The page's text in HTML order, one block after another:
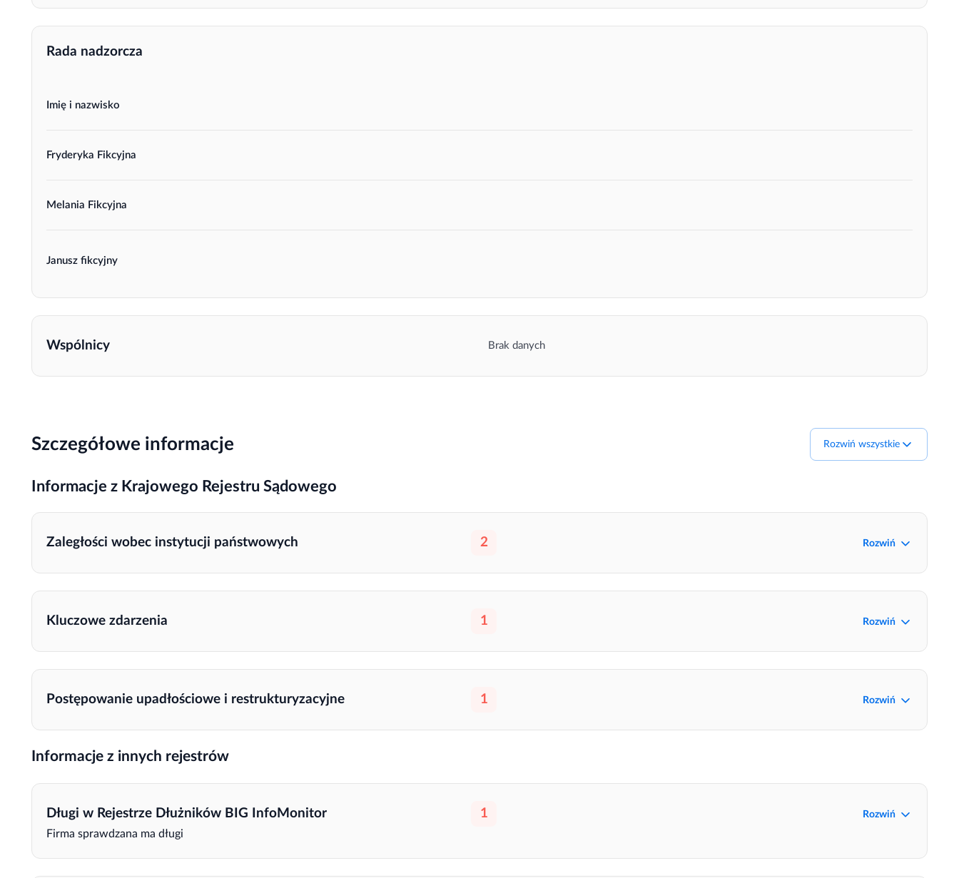
Rada nadzorcza
Imię i nazwisko
Fryderyka Fikcyjna
Melania Fikcyjna
Janusz fikcyjny
Wspólnicy Brak danych
Szczegółowe informacje Rozwiń wszystkie
Informacje z Krajowego Rejestru Sądowego
Zaległości wobec instytucji państwowych 2 Rozwiń
Kluczowe zdarzenia 1 Rozwiń
Postępowanie upadłościowe i restrukturyzacyjne 1 Rozwiń
Informacje z innych rejestrów
Długi w Rejestrze Dłużników BIG InfoMonitor 1 Rozwiń
Firma sprawdzana ma długi